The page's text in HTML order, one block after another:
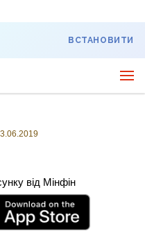
ВСТАНОВИТИ
3.06.2019
від Мінфін